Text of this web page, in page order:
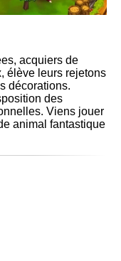
acquiers de
élève leurs rejetons
décorations.
des
Viens jouer
animal fantastique